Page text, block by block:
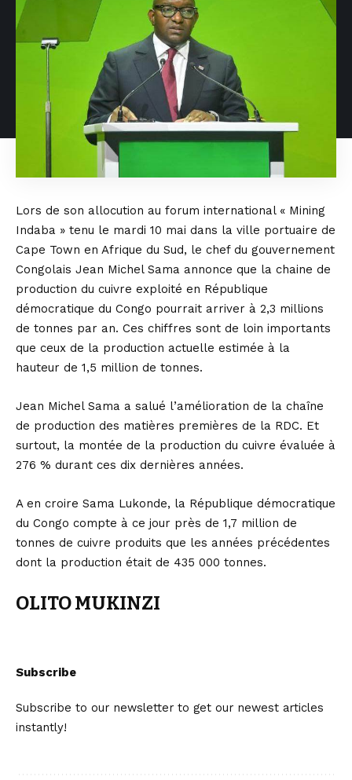
Lors de son allocution au forum international « Mining
Indaba » tenu le mardi 10 mai dans la ville portuaire de
Cape Town en Afrique du Sud, le chef du gouvernement
Congolais Jean Michel Sama annonce que la chaine de
production du cuivre exploité en République
démocratique du Congo pourrait arriver à 2,3 millions
de tonnes par an. Ces chiffres sont de loin importants
que ceux de la production actuelle estimée à la
hauteur de 1,5 million de tonnes.
Jean Michel Sama a salué l’amélioration de la chaîne
de production des matières premières de la RDC. Et
surtout, la montée de la production du cuivre évaluée à
276 % durant ces dix dernières années.
A en croire Sama Lukonde, la République démocratique
du Congo compte à ce jour près de 1,7 million de
tonnes de cuivre produits que les années précédentes
dont la production était de 435 000 tonnes.
OLITO MUKINZI
Subscribe
Subscribe to our newsletter to get our newest articles
instantly!